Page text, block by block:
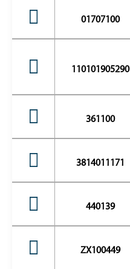
01707100
110101905290
361100
3814011171
440139
ZX100449